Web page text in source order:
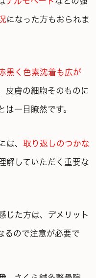
になった方もおられま
黒く色素沈着も広が
皮膚の細胞そのものに
は一目瞭然です。
は、 取り返しのつかな
解していただく重要な
じた方は、デメリット
るので注意が必要で